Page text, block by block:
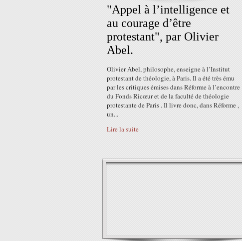
"Appel à l’intelligence et
au courage d’être
protestant", par Olivier
Abel.
Olivier Abel, philosophe, enseigne à l’Institut
protestant de théologie, à Paris. Il a été très ému
par les critiques émises dans Réforme à l’encontre
du Fonds Ricœur et de la faculté de théologie
protestante de Paris . Il livre donc, dans Réforme ,
un...
Lire la suite